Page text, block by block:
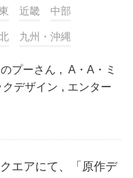
近畿 中部
九州・沖縄
プーさん , A・A・ミ
デザイン , エンター
エアにて、「原作デ